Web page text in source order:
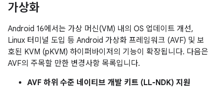
가상화
Android 16에서는 가상 머신(VM) 내의 OS 업데이트 개선,
Linux 터미널 도입 등 Android 가상화 프레임워크 (AVF) 및 보
호된 KVM (pKVM) 하이퍼바이저의 기능이 확장됩니다. 다음은
AVF의 주목할 만한 변경사항 목록입니다.
AVF 하위 수준 네이티브 개발 키트 (LL-NDK) 지원